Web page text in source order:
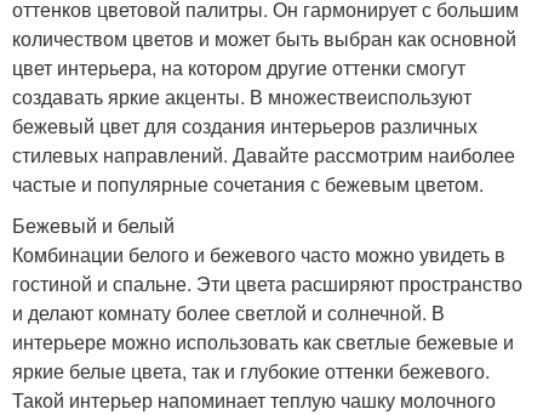
оттенков цветовой палитры. Он гармонирует с большим
количеством цветов и может быть выбран как основной
цвет интерьера, на котором другие оттенки смогут
создавать яркие акценты. В множествеиспользуют
бежевый цвет для создания интерьеров различных
стилевых направлений. Давайте рассмотрим наиболее
частые и популярные сочетания с бежевым цветом.
Бежевый и белый
Комбинации белого и бежевого часто можно увидеть в
гостиной и спальне. Эти цвета расширяют пространство
и делают комнату более светлой и солнечной. В
интерьере можно использовать как светлые бежевые и
яркие белые цвета, так и глубокие оттенки бежевого.
Такой интерьер напоминает теплую чашку молочного